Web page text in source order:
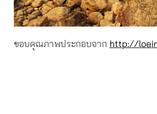
ขอบคุณภาพประกอบจาก http://